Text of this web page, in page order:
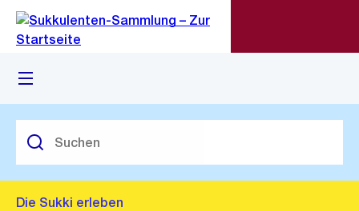
Navigation
Sprunglink
Menü
Die Sukki erleben